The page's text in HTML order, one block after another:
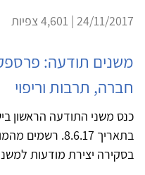
24/11/2017 | 4,601 צפיות
משנים תודעה:
חברה, תרבות וריפוי
כנס משני התודעה הראשון
בתאריך 8.6.17.
בסקירה יצירת מודעות